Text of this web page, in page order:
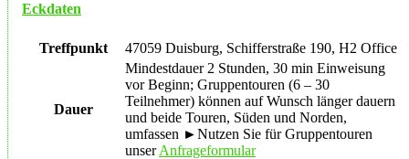
Eckdaten
Treffpunkt 47059 Duisburg, Schifferstraße 190, H2 Office
Dauer
Mindestdauer 2 Stunden, 30 min Einweisung
vor Beginn; Gruppentouren (6 – 30
Teilnehmer) können auf Wunsch länger dauern
und beide Touren, Süden und Norden,
umfassen ►Nutzen Sie für Gruppentouren
unserAnfrageformular